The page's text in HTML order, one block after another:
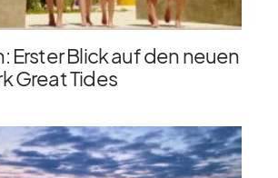
Erster Blick auf den neuen
Great Tides